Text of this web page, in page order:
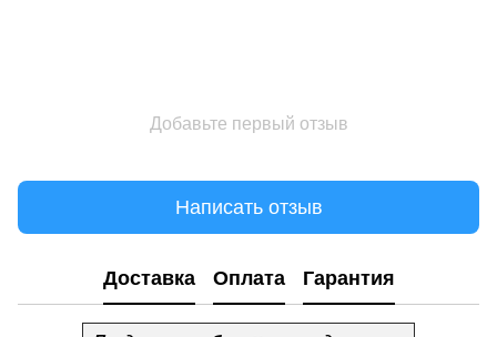
Добавьте первый отзыв
Написать отзыв
Доставка Оплата Гарантия